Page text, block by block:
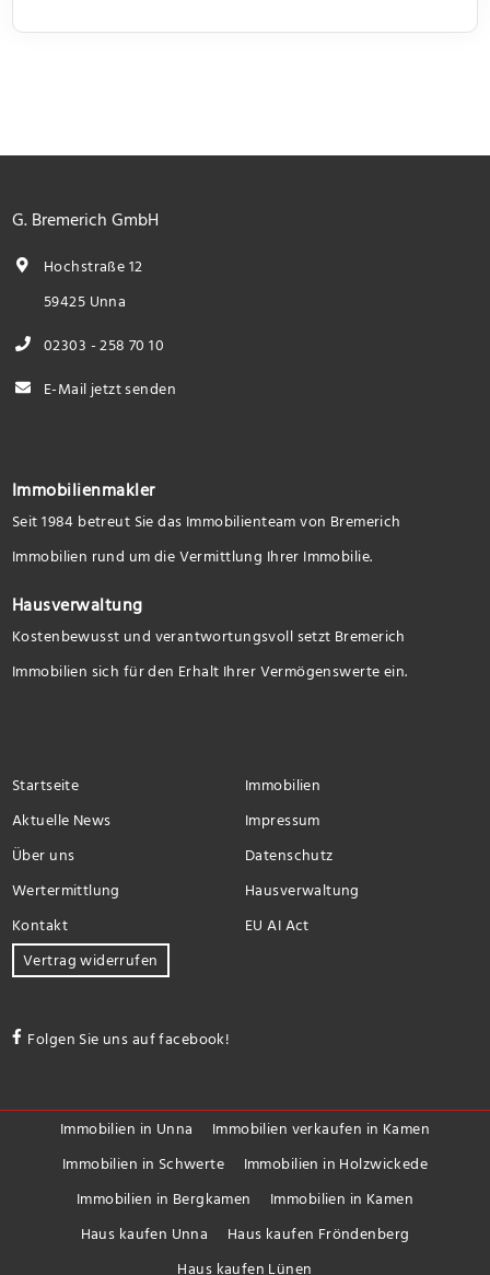
G. Bremerich GmbH
Hochstraße 12
59425 Unna
02303 - 258 70 10
E-Mail jetzt senden
Immobilienmakler
Seit 1984 betreut Sie das Immobilienteam von Bremerich
Immobilien rund um die Vermittlung Ihrer Immobilie.
Hausverwaltung
Kostenbewusst und verantwortungsvoll setzt Bremerich
Immobilien sich für den Erhalt Ihrer Vermögenswerte ein.
Startseite
Immobilien
Aktuelle News
Impressum
Über uns
Datenschutz
Wertermittlung
Hausverwaltung
Kontakt
EU AI Act
Vertrag widerrufen
Folgen Sie uns auf facebook!
Immobilien in Unna
Immobilien verkaufen in Kamen
Immobilien in Schwerte
Immobilien in Holzwickede
Immobilien in Bergkamen
Immobilien in Kamen
Haus kaufen Unna
Haus kaufen Fröndenberg
Haus kaufen Lünen